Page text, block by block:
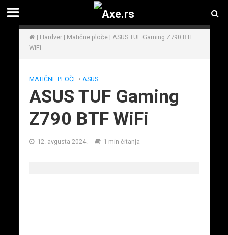
| Hardver| Matične ploče| ASUS TUF Gaming Z790 BTF
WiFi
MATIČNE PLOČE • ASUS
ASUS TUF Gaming
Z790 BTF WiFi
12. avgusta 2024. 1 min čitanja